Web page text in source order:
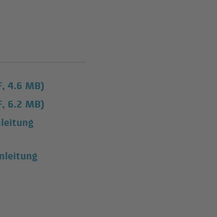
4.6 MB)
6.2 MB)